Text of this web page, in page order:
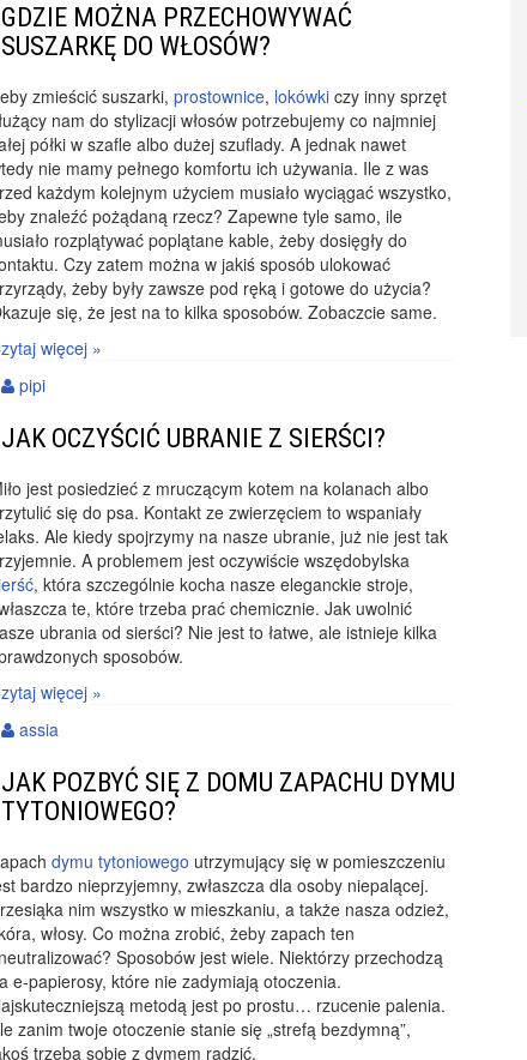
GDZIE MOŻNA PRZECHOWYWAĆ
SUSZARKĘ DO WŁOSÓW?
zmieścić suszarki,prostownice, lokówki czy inny sprzęt
nam do stylizacji włosów potrzebujemy co najmniej
półki w szafle albo dużej szuflady. A jednak nawet
nie mamy pełnego komfortu ich używania. Ile z was
każdym kolejnym użyciem musiało wyciągać wszystko,
znaleźć pożądaną rzecz? Zapewne tyle samo, ile
rozplątywać poplątane kable, żeby dosięgły do
Czy zatem można w jakiś sposób ulokować
żeby były zawsze pod ręką i gotowe do użycia?
się, że jest na to kilka sposobów. Zobaczcie same.
więcej »
pipi
JAK OCZYŚCIĆ UBRANIE Z SIERŚCI?
jest posiedzieć z mruczącym kotem na kolanach albo
się do psa. Kontakt ze zwierzęciem to wspaniały
Ale kiedy spojrzymy na nasze ubranie, już nie jest tak
A problemem jest oczywiście wszędobylska
, która szczególnie kocha nasze eleganckie stroje,
te, które trzeba prać chemicznie. Jak uwolnić
ubrania od sierści? Nie jest to łatwe, ale istnieje kilka
sposobów.
więcej »
assia
JAK POZBYĆ SIĘ Z DOMU ZAPACHU DYMU
TYTONIOWEGO?
dymu tytoniowego utrzymujący się w pomieszczeniu
bardzo nieprzyjemny, zwłaszcza dla osoby niepalącej.
nim wszystko w mieszkaniu, a także nasza odzież,
włosy. Co można zrobić, żeby zapach ten
Sposobów jest wiele. Niektórzy przechodzą
e-papierosy, które nie zadymiają otoczenia.
metodą jest po prostu… rzucenie palenia.
zanim twoje otoczenie stanie się „strefą bezdymną”,
trzeba sobie z dymem radzić.